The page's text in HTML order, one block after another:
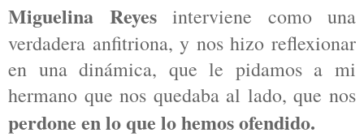
Miguelina Reyesinterviene como una
verdadera anfitriona, y nos hizo reflexionar
en una dinámica, que le pidamos a mi
hermano que nos quedaba al lado, que nos
perdone en lo que lo hemos ofendido.